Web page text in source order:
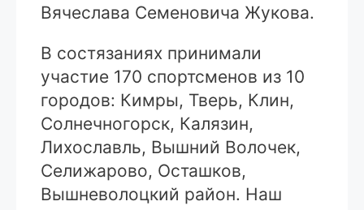
Вячеслава Семеновича Жукова.
В состязаниях принимали
участие 170 спортсменов из 10
городов: Кимры, Тверь, Клин,
Солнечногорск, Калязин,
Лихославль, Вышний Волочек,
Селижарово, Осташков,
Вышневолоцкий район. Наш